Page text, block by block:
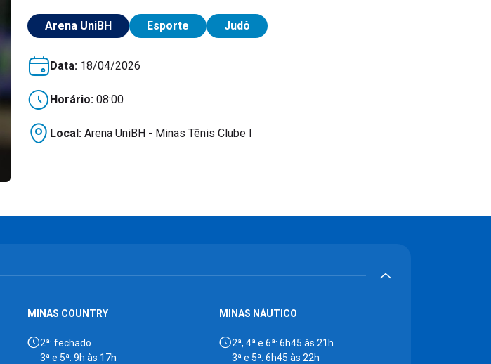
Arena UniBH Esporte Judô
Data: 18/04/2026
Horário: 08:00
Local: Arena UniBH - Minas Tênis Clube I
MINAS COUNTRY
2ª: fechado
3ª e 5ª: 9h às 17h
MINAS NÁUTICO
2ª, 4ª e 6ª: 6h45 às 21h
3ª e 5ª: 6h45 às 22h